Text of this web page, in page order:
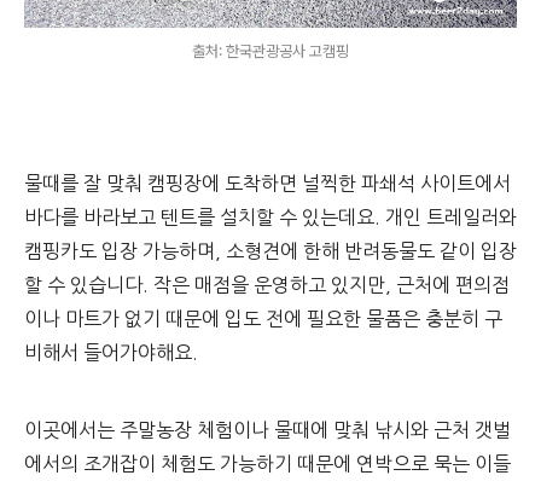
출처: 한국관광공사 고캠핑
물때를 잘 맞춰 캠핑장에 도착하면 널찍한 파쇄석 사이트에서
바다를 바라보고 텐트를 설치할 수 있는데요. 개인 트레일러와
캠핑카도 입장 가능하며, 소형견에 한해 반려동물도 같이 입장
할 수 있습니다. 작은 매점을 운영하고 있지만, 근처에 편의점
이나 마트가 없기 때문에 입도 전에 필요한 물품은 충분히 구
비해서 들어가야해요.
이곳에서는 주말농장 체험이나 물때에 맞춰 낚시와 근처 갯벌
에서의 조개잡이 체험도 가능하기 때문에 연박으로 묵는 이들